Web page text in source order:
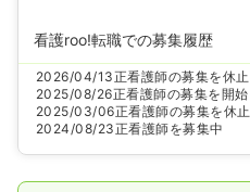
看護roo!転職での募集履歴
2026/04/13正看護師の募集を休止
2025/08/26正看護師の募集を開始
2025/03/06正看護師の募集を休止
2024/08/23正看護師を募集中